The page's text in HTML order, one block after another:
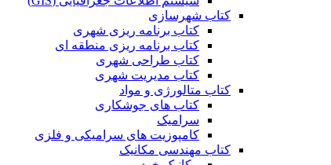
کتاب شهرسازی
کتاب برنامه ریزی شهری
کتاب برنامه ریزی منطقه ای
کتاب طراحی شهری
کتاب مدیریت شهری
کتاب متالورژی و مواد
کتاب های جوشکاری
سرامیک
کامپوزیت های سرامیکی و فلزی
کتاب مهندسی مکانیک